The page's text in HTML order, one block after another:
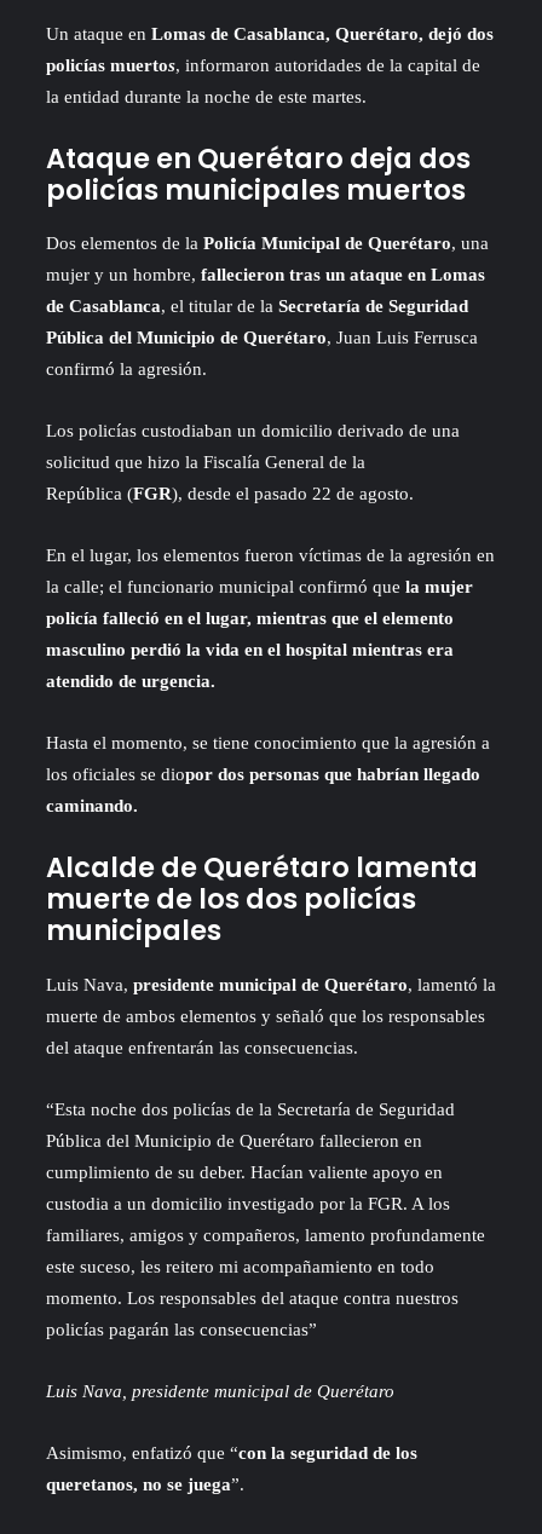
Un ataque en Lomas de Casablanca, Querétaro, dejó dos
policías muertos, informaron autoridades de la capital de
la entidad durante la noche de este martes.
Ataque en Querétaro deja dos
policías municipales muertos
Dos elementos de la Policía Municipal de Querétaro, una
mujer y un hombre, fallecieron tras un ataque en Lomas
de Casablanca, el titular de la Secretaría de Seguridad
Pública del Municipio de Querétaro, Juan Luis Ferrusca
confirmó la agresión.
Los policías custodiaban un domicilio derivado de una
solicitud que hizo la Fiscalía General de la
República (FGR), desde el pasado 22 de agosto.
En el lugar, los elementos fueron víctimas de la agresión en
la calle; el funcionario municipal confirmó que la mujer
policía falleció en el lugar, mientras que el elemento
masculino perdió la vida en el hospital mientras era
atendido de urgencia.
Hasta el momento, se tiene conocimiento que la agresión a
los oficiales se diopor dos personas que habrían llegado
caminando.
Alcalde de Querétaro lamenta
muerte de los dos policías
municipales
Luis Nava, presidente municipal de Querétaro, lamentó la
muerte de ambos elementos y señaló que los responsables
del ataque enfrentarán las consecuencias.
“Esta noche dos policías de la Secretaría de Seguridad
Pública del Municipio de Querétaro fallecieron en
cumplimiento de su deber. Hacían valiente apoyo en
custodia a un domicilio investigado por la FGR. A los
familiares, amigos y compañeros, lamento profundamente
este suceso, les reitero mi acompañamiento en todo
momento. Los responsables del ataque contra nuestros
policías pagarán las consecuencias”
Luis Nava, presidente municipal de Querétaro
Asimismo, enfatizó que “con la seguridad de los
queretanos, no se juega”.